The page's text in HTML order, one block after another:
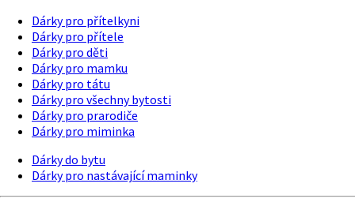
Dárky pro přítelkyni
Dárky pro přítele
Dárky pro děti
Dárky pro mamku
Dárky pro tátu
Dárky pro všechny bytosti
Dárky pro prarodiče
Dárky pro miminka
Dárky do bytu
Dárky pro nastávající maminky